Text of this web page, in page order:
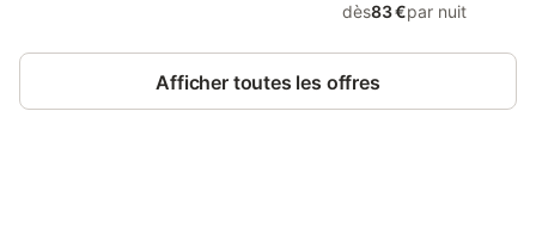
dès83 €par nuit
Afficher toutes les offres